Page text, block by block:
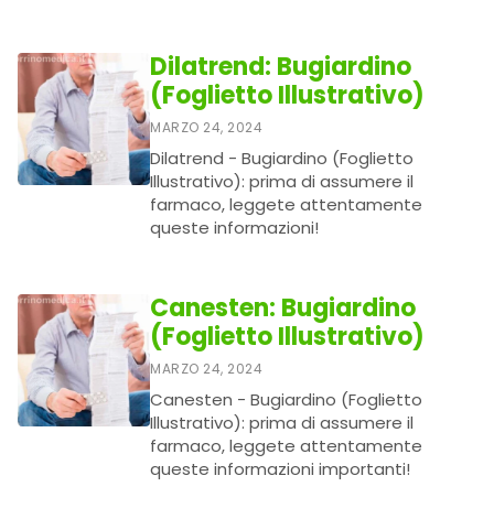
Dilatrend: Bugiardino
(Foglietto Illustrativo)
MARZO 24, 2024
Dilatrend - Bugiardino (Foglietto
Illustrativo): prima di assumere il
farmaco, leggete attentamente
queste informazioni!
Canesten: Bugiardino
(Foglietto Illustrativo)
MARZO 24, 2024
Canesten - Bugiardino (Foglietto
Illustrativo): prima di assumere il
farmaco, leggete attentamente
queste informazioni importanti!